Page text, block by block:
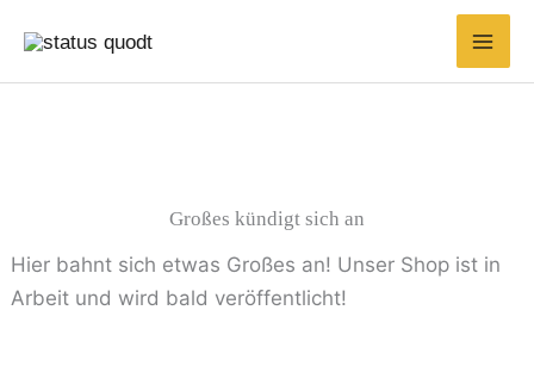
Inhalt
springen
Großes kündigt sich an
Hier bahnt sich etwas Großes an! Unser Shop ist in
Arbeit und wird bald veröffentlicht!
nach:
Preis